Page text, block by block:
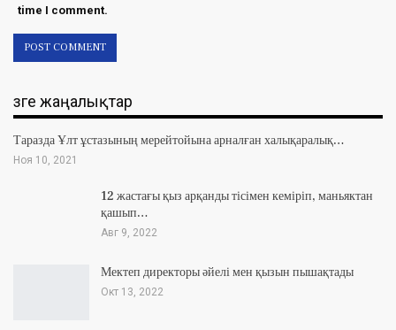
time I comment.
Өзге жаңалықтар
Таразда Ұлт ұстазының мерейтойына арналған халықаралық…
Ноя 10, 2021
12 жастағы қыз арқанды тісімен кеміріп, маньяктан
қашып…
Авг 9, 2022
Мектеп директоры әйелі мен қызын пышақтады
Окт 13, 2022